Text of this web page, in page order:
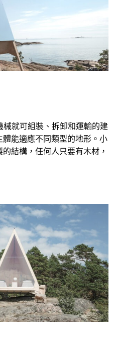
就可組裝、拆卸和運輸的建
能適應不同類型的地形。小
結構，任何人只要有木材，